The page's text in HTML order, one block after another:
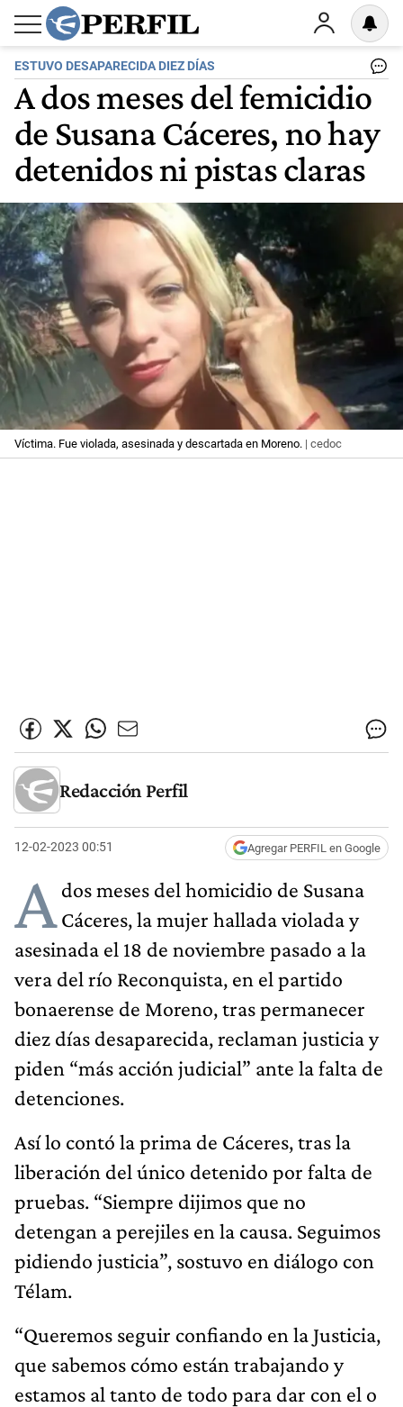
ESTUVO DESAPARECIDA DIEZ DÍAS
A dos meses del femicidio
de Susana Cáceres, no hay
detenidos ni pistas claras
Víctima. Fue violada, asesinada y descartada en Moreno. | cedoc
Redacción Perfil
12-02-2023 00:51 Agregar PERFIL en Google
Ados meses del homicidio de Susana
Cáceres, la mujer hallada violada y
asesinada el 18 de noviembre pasado a la
vera del río Reconquista, en el partido
bonaerense de Moreno, tras permanecer
diez días desaparecida, reclaman justicia y
piden “más acción judicial” ante la falta de
detenciones.
Así lo contó la prima de Cáceres, tras la
liberación del único detenido por falta de
pruebas. “Siempre dijimos que no
detengan a perejiles en la causa. Seguimos
pidiendo justicia”, sostuvo en diálogo con
Télam.
“Queremos seguir confiando en la Justicia,
que sabemos cómo están trabajando y
estamos al tanto de todo para dar con el o